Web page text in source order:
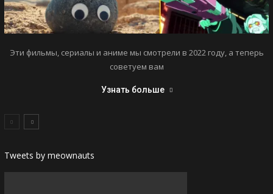
Эти фильмы, сериалы и аниме мы смотрели в 2022 году, а теперь
советуем вам
Узнать больше
Tweets by meownauts